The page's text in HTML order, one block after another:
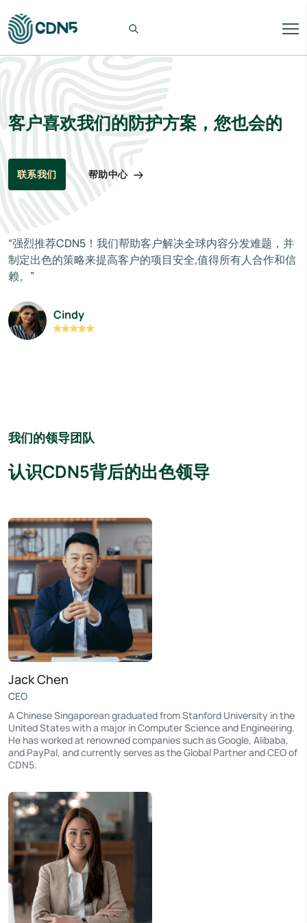
客户喜欢我们的防护方案，您也会的
联系我们 帮助中心
“强烈推荐CDN5！我们帮助客户解决全球内容分发难题，并
制定出色的策略来提高客户的项目安全,值得所有人合作和信
赖。”
Cindy
我们的领导团队
认识CDN5背后的出色领导
Jack Chen
CEO
A Chinese Singaporean graduated from Stanford University in the
United States with a major in Computer Science and Engineering.
He has worked at renowned companies such as Google, Alibaba,
and PayPal, and currently serves as the Global Partner and CEO of
CDN5.